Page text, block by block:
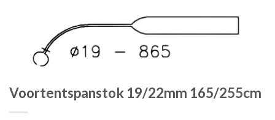
Voortentspanstok 19/22mm 165/255cm